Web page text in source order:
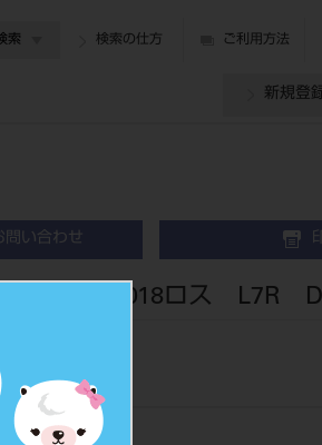
索 検索の仕方 ご利用方法
新規登
問い合わせ
チューブ 018ロス L7R
206860237L7R